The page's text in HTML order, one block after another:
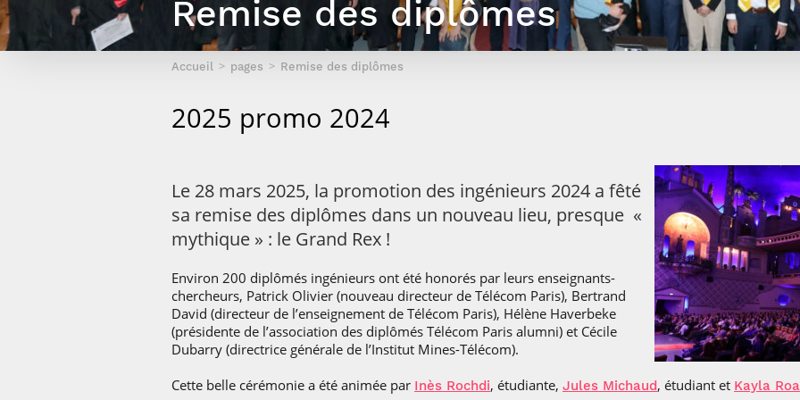
Nos offres
d’emplois
enseignement et
sociétaux
Mécénat
recherche &
innovation
Rapport d’activité
communication
Modélisation
mathématique
Soutien à la
mobilité
Sport (fr)
Mobilité en France
Parcours Numérique Responsable
Enquête 1er emploi
Corps des Mines
Parcours Talents : un Double Diplôme
donnant accès aux Corps techniques
Expert cybersécurité des réseaux
et des systèmes d’information
Intelligence Artificielle – Expert
Intelligence Artificielle multimodale
et autonome
Financement
Entreprises & solutions Mastère
Remise des diplômes
Accueil pages Remise des diplômes
2025 promo 2024
Le 28 mars 2025, la promotion des ingénieurs 2024 a fêté
sa remise des diplômes dans un nouveau lieu, presque «
mythique » : le Grand Rex !
Environ 200 diplômés ingénieurs ont été honorés par leurs enseignants-
chercheurs, Patrick Olivier (nouveau directeur de Télécom Paris), Bertrand
David (directeur de l’enseignement de Télécom Paris), Hélène Haverbeke
(présidente de l’association des diplômés Télécom Paris alumni) et Cécile
Dubarry (directrice générale de l’Institut Mines-Télécom).
Cette belle cérémonie a été animée par Inès Rochdi, étudiante, Jules Michaud, étudiant et Kayla